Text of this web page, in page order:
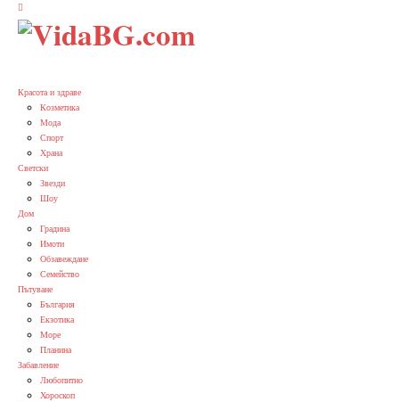
Красота и здраве
Козметика
Мода
Спорт
Храна
Светски
Звезди
Шоу
Дом
Градина
Имоти
Обзавеждане
Семейство
Пътуване
България
Екзотика
Море
Планина
Забавление
Любопитно
Хороскоп